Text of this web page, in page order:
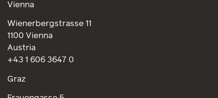
Vienna
Wienerbergstrasse 11
1100 Vienna
Austria
+43 1 606 3647 0
Graz